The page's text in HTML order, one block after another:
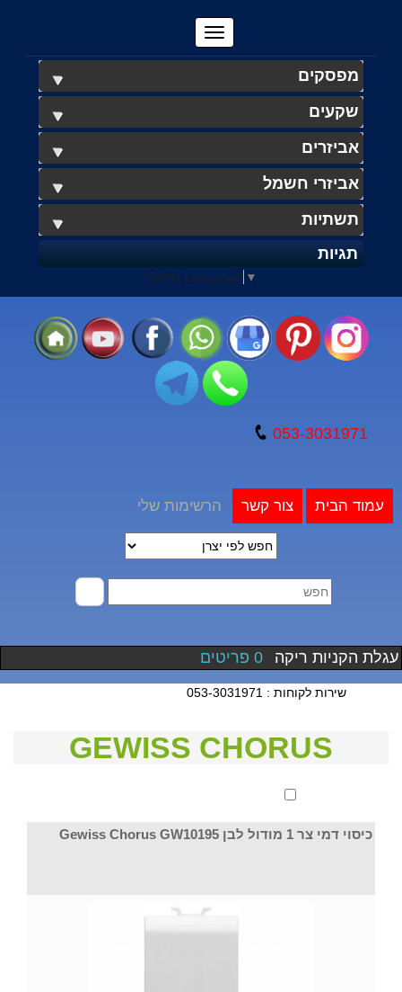
מפסקים
שקעים
אביזרים
אביזרי חשמל
תשתיות
תגיות
Select Language ▼
053-3031971
הרשימות שלי עמוד הבית צור קשר
עגלת הקניות ריקה 0 פריטים
שירות לקוחות : 053-3031971
GEWISS CHORUS
כיסוי דמי צר 1 מודול לבן Gewiss Chorus GW10195